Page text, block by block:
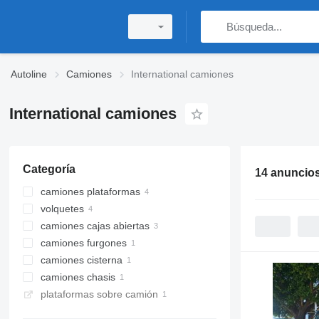
Autoline Camiones International camiones
International camiones
Categoría
camiones plataformas
volquetes
camiones cajas abiertas
camiones furgones
camiones cisterna
camiones chasis
plataformas sobre camión
14